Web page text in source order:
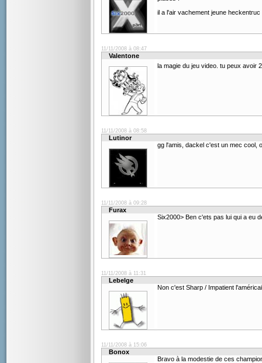
il a l'air vachement jeune heckentruc
11/11/2008 à 08:47
Valentone
la magie du jeu video. tu peux avoir
11/11/2008 à 08:58
Lutinor
gg l'amis, dackel c'est un mec cool,
11/11/2008 à 09:28
Furax
Six2000> Ben c'ets pas lui qui a eu
11/11/2008 à 11:31
Lebelge
Non c'est Sharp / Impatient
11/11/2008 à 15:06
Bonox
Bravo à la modestie de ces